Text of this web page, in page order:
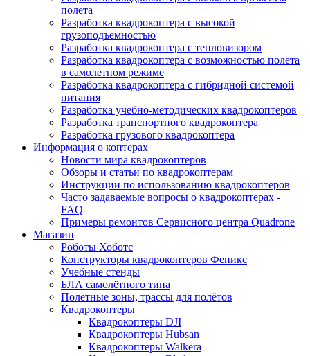
полета
Разработка квадрокоптера с высокой
грузоподъемностью
Разработка квадрокоптера с тепловизором
Разработка квадрокоптера с возможностью полета
в самолетном режиме
Разработка квадрокоптера с гибридной системой
питания
Разработка учебно-методических квадрокоптеров
Разработка транспортного квадрокоптера
Разработка грузового квадрокоптера
Информация о коптерах
Новости мира квадрокоптеров
Обзоры и статьи по квадрокоптерам
Инструкции по использованию квадрокоптеров
Часто задаваемые вопросы о квадрокоптерах -
FAQ
Примеры ремонтов Сервисного центра Quadrone
Магазин
Роботы Хоботс
Конструкторы квадрокоптеров Феникс
Учебные стенды
БЛА самолётного типа
Полётные зоны, трассы для полётов
Квадрокоптеры
Квадрокоптеры DJI
Квадрокоптеры Hubsan
Квадрокоптеры Walkera